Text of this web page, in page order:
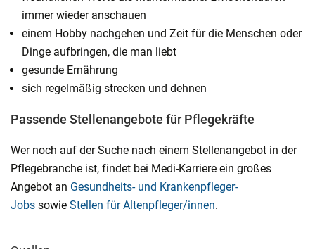
immer wieder anschauen
einem Hobby nachgehen und Zeit für die Menschen oder
Dinge aufbringen, die man liebt
gesunde Ernährung
sich regelmäßig strecken und dehnen
Passende Stellenangebote für Pflegekräfte
Wer noch auf der Suche nach einem Stellenangebot in der
Pflegebranche ist, findet bei Medi-Karriere ein großes
Angebot an Gesundheits- und Krankenpfleger-
Jobs sowie Stellen für Altenpfleger/innen.